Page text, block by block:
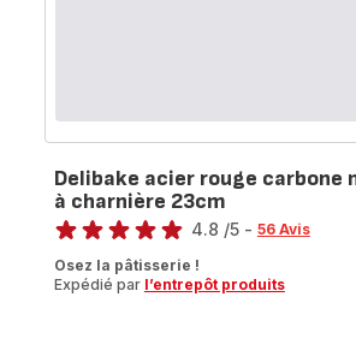
Delibake acier rouge carbone
à charnière 23cm
Note
4.8 /5 - 56 Avis
Osez la pâtisserie !
Expédié par l’entrepôt produits